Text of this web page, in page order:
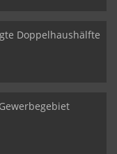
Doppelhaushälfte